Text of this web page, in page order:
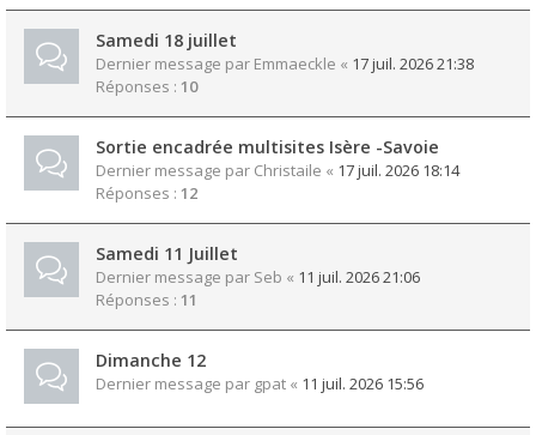
Samedi 18 juillet
Dernier message par Emmaeckle « 17 juil. 2026 21:38
Réponses : 10
Sortie encadrée multisites Isère -Savoie
Dernier message par Christaile « 17 juil. 2026 18:14
Réponses : 12
Samedi 11 Juillet
Dernier message par Seb « 11 juil. 2026 21:06
Réponses : 11
Dimanche 12
Dernier message par gpat « 11 juil. 2026 15:56